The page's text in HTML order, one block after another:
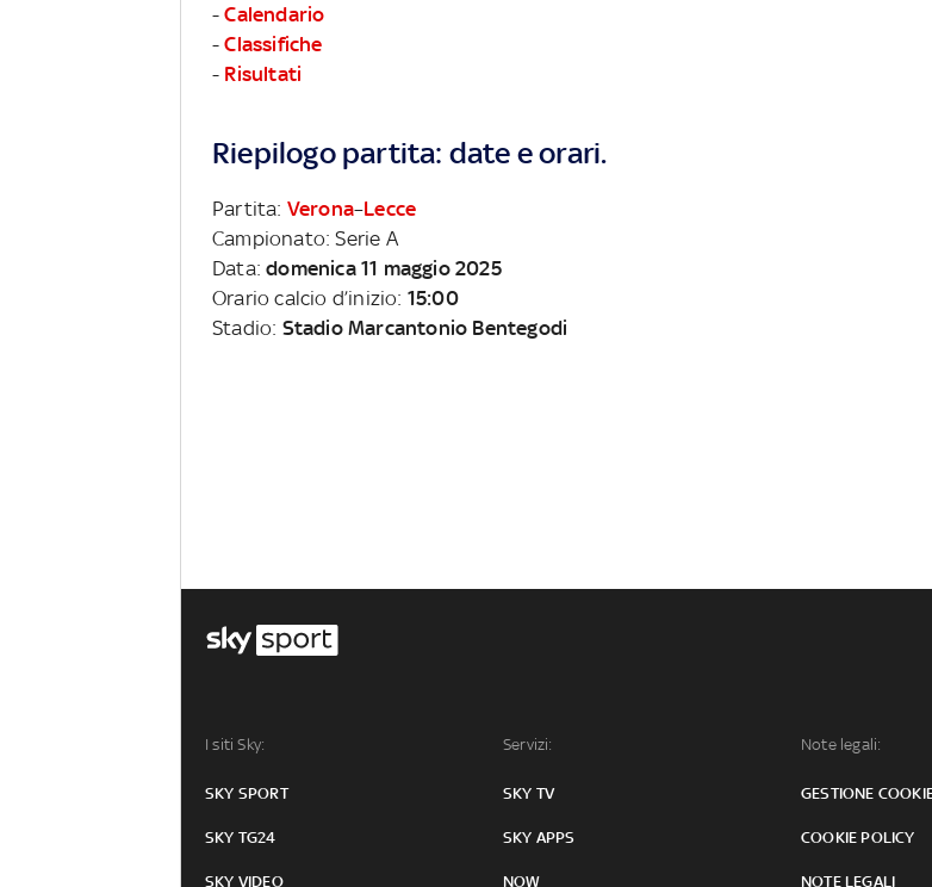
-Calendario
-Classifiche
- Risultati
Riepilogo partita: date e orari.
Partita: Verona–Lecce
Campionato: Serie A
Data:domenica 11 maggio 2025
Orario calcio d’inizio: 15:00
Stadio: Stadio Marcantonio Bentegodi
I siti Sky:
SKY SPORT
SKY TG24
SKY VIDEO
Servizi:
SKY TV
SKY APPS
NOW
Note legali:
GESTIONE
COOKIE POLICY
NOTE LEGALI